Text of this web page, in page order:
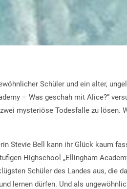
Schüler und ein alter,
– Was geschah mit Alice?“
mysteriöse Todesfalle zu lösen.
Stevie Bell kann ihr Glück kaum
Highschool „Ellingham
Schüler des Landes aus, die
lernen dürfen. Und als